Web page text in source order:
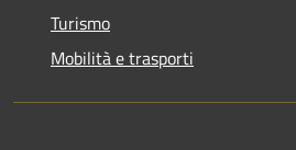
Turismo
Mobilità e trasporti